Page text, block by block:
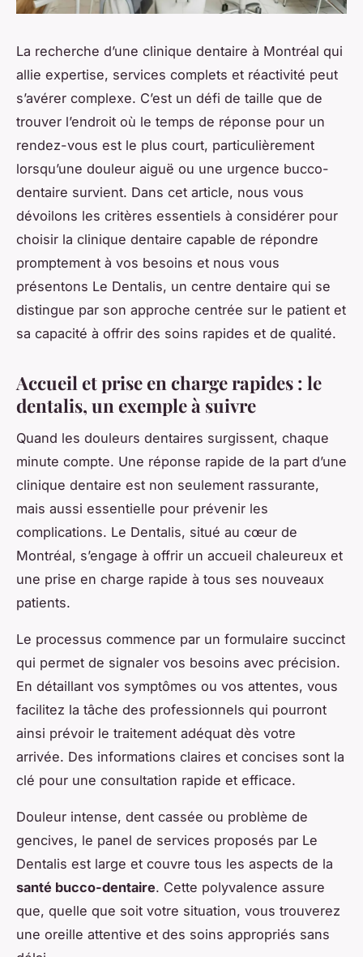
La recherche d’une clinique dentaire à Montréal qui
allie expertise, services complets et réactivité peut
s’avérer complexe. C’est un défi de taille que de
trouver l’endroit où le temps de réponse pour un
rendez-vous est le plus court, particulièrement
lorsqu’une douleur aiguë ou une urgence bucco-
dentaire survient. Dans cet article, nous vous
dévoilons les critères essentiels à considérer pour
choisir la clinique dentaire capable de répondre
promptement à vos besoins et nous vous
présentons Le Dentalis, un centre dentaire qui se
distingue par son approche centrée sur le patient et
sa capacité à offrir des soins rapides et de qualité.
Accueil et prise en charge rapides : le
dentalis, un exemple à suivre
Quand les douleurs dentaires surgissent, chaque
minute compte. Une réponse rapide de la part d’une
clinique dentaire est non seulement rassurante,
mais aussi essentielle pour prévenir les
complications. Le Dentalis, situé au cœur de
Montréal, s’engage à offrir un accueil chaleureux et
une prise en charge rapide à tous ses nouveaux
patients.
Le processus commence par un formulaire succinct
qui permet de signaler vos besoins avec précision.
En détaillant vos symptômes ou vos attentes, vous
facilitez la tâche des professionnels qui pourront
ainsi prévoir le traitement adéquat dès votre
arrivée. Des informations claires et concises sont la
clé pour une consultation rapide et efficace.
Douleur intense, dent cassée ou problème de
gencives, le panel de services proposés par Le
Dentalis est large et couvre tous les aspects de la
santé bucco-dentaire. Cette polyvalence assure
que, quelle que soit votre situation, vous trouverez
une oreille attentive et des soins appropriés sans